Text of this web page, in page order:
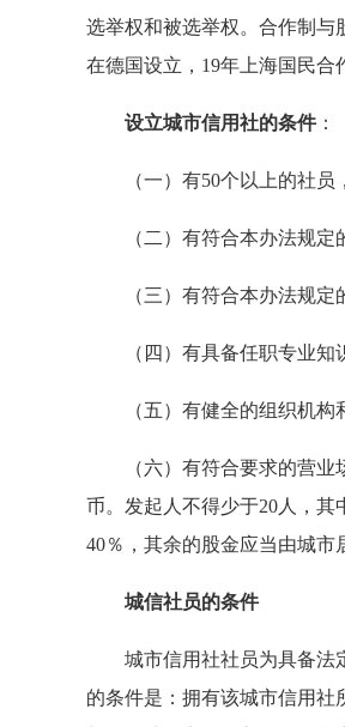
选举权和被选举权。合作制与
在德国设立，19年上海国民合
设立城市信用社的条件：
（一）有50个以上的社员，
（二）有符合本办法规定
（三）有符合本办法规定
（四）有具备任职专业知识
（五）有健全的组织机构
（六）有符合要求的营业场
币。发起人不得少于20人，
40％，其余的股金应当由城市
城信社员的条件
城市信用社社员为具备法定
的条件是：拥有该城市信用社